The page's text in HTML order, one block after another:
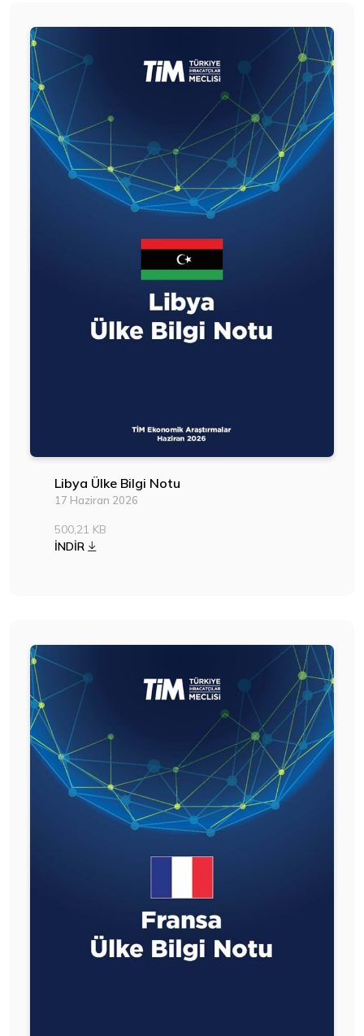
Libya Ülke Bilgi Notu
17 Haziran 2026
500,21 KB
İNDİR